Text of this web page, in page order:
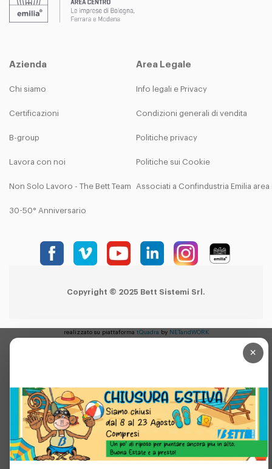
Azienda
Chi siamo
Certificazioni
B-group
Lavora con noi
Non Solo Lavoro - The Bett Team
30-50° Anniversario
Area Legale
Info legali e Privacy
Condizioni generali di vendita
Politiche privacy
Politiche sui Cookie
Associati a Confindustria Emilia
Copyright © 2025 Bett Sistemi Srl.
×
realizzato su piattaforma tQuadra by NETandWORK